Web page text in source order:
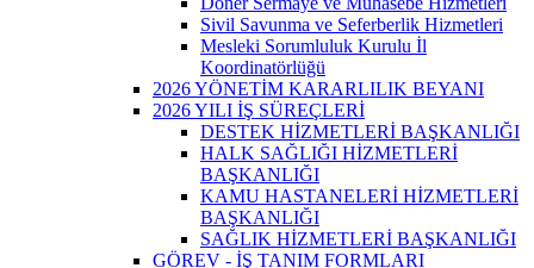
Sivil Savunma ve Seferberlik Hizmetleri
Mesleki Sorumluluk Kurulu İl
Koordinatörlüğü
2026 YÖNETİM KARARLILIK BEYANI
2026 YILI İŞ SÜREÇLERİ
DESTEK HİZMETLERİ BAŞKANLIĞI
HALK SAĞLIĞI HİZMETLERİ
BAŞKANLIĞI
KAMU HASTANELERİ HİZMETLERİ
BAŞKANLIĞI
SAĞLIK HİZMETLERİ BAŞKANLIĞI
GÖREV - İŞ TANIM FORMLARI